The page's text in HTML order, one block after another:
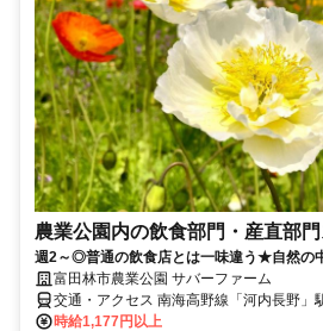
農業公園内の飲食部門・産直部
週2～◎普通の飲食店とは一味違う★自然の
富田林市農業公園 サバーファーム
交通・アクセス 南海高野線「河内長野」
「汐ノ宮」駅から車10分
時給1,177円以上